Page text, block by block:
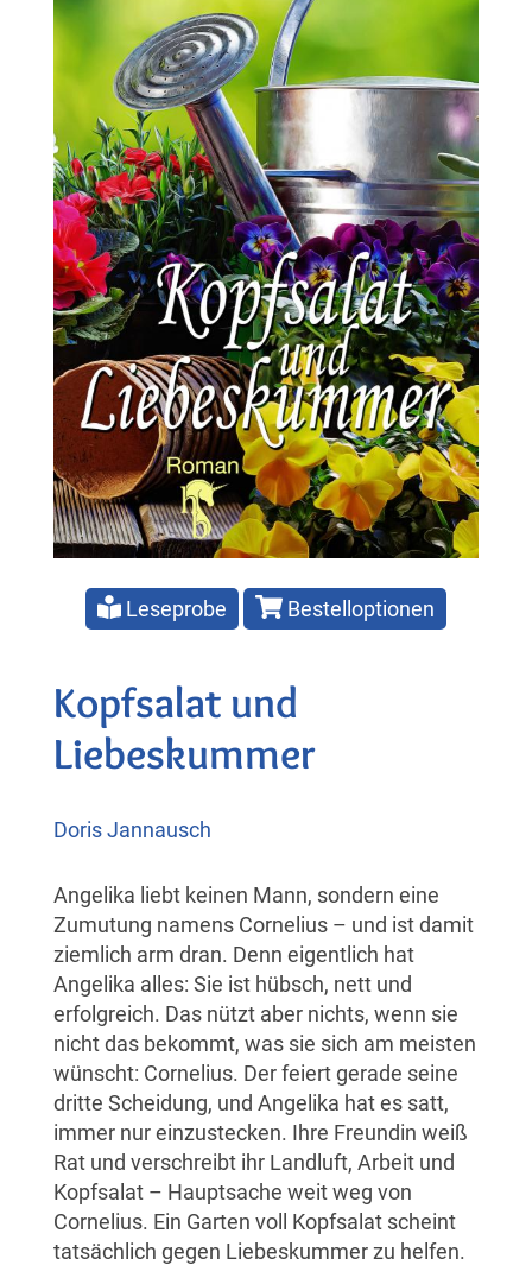
Leseprobe Bestelloptionen
Kopfsalat und
Liebeskummer
Doris Jannausch
Angelika liebt keinen Mann, sondern eine
Zumutung namens Cornelius – und ist damit
ziemlich arm dran. Denn eigentlich hat
Angelika alles: Sie ist hübsch, nett und
erfolgreich. Das nützt aber nichts, wenn sie
nicht das bekommt, was sie sich am meisten
wünscht: Cornelius. Der feiert gerade seine
dritte Scheidung, und Angelika hat es satt,
immer nur einzustecken. Ihre Freundin weiß
Rat und verschreibt ihr Landluft, Arbeit und
Kopfsalat – Hauptsache weit weg von
Cornelius. Ein Garten voll Kopfsalat scheint
tatsächlich gegen Liebeskummer zu helfen.